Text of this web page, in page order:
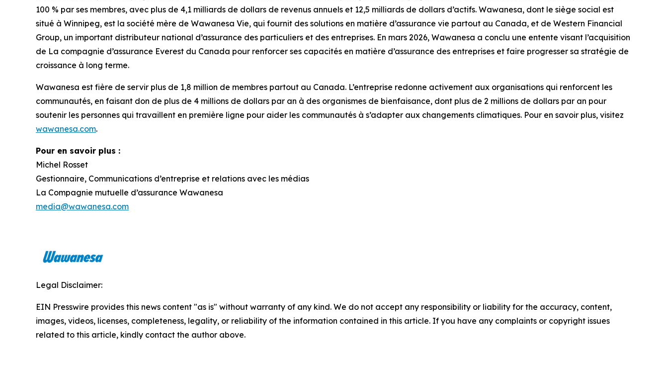
100 % par ses membres, avec plus de 4,1 milliards de dollars de revenus annuels et 12,5 milliards de dollars d’actifs. Wawanesa, dont le siège social est
situé à Winnipeg, est la société mère de Wawanesa Vie, qui fournit des solutions en matière d’assurance vie partout au Canada, et de Western Financial
Group, un important distributeur national d’assurance des particuliers et des entreprises. En mars 2026, Wawanesa a conclu une entente visant l’acquisition
de La compagnie d’assurance Everest du Canada pour renforcer ses capacités en matière d’assurance des entreprises et faire progresser sa stratégie de
croissance à long terme.
Wawanesa est fière de servir plus de 1,8 million de membres partout au Canada. L’entreprise redonne activement aux organisations qui renforcent les
communautés, en faisant don de plus de 4 millions de dollars par an à des organismes de bienfaisance, dont plus de 2 millions de dollars par an pour
soutenir les personnes qui travaillent en première ligne pour aider les communautés à s’adapter aux changements climatiques. Pour en savoir plus, visitez
wawanesa.com.
Pour en savoir plus :
Michel Rosset
Gestionnaire, Communications d’entreprise et relations avec les médias
La Compagnie mutuelle d’assurance Wawanesa
media@wawanesa.com
Legal Disclaimer:
EIN Presswire provides this news content "as is" without warranty of any kind. We do not accept any responsibility or liability for the accuracy, content,
images, videos, licenses, completeness, legality, or reliability of the information contained in this article. If you have any complaints or copyright issues
related to this article, kindly contact the author above.